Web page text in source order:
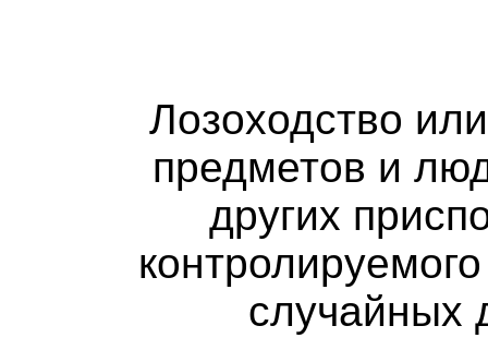
Лозоходство
предметов и
других
случайных